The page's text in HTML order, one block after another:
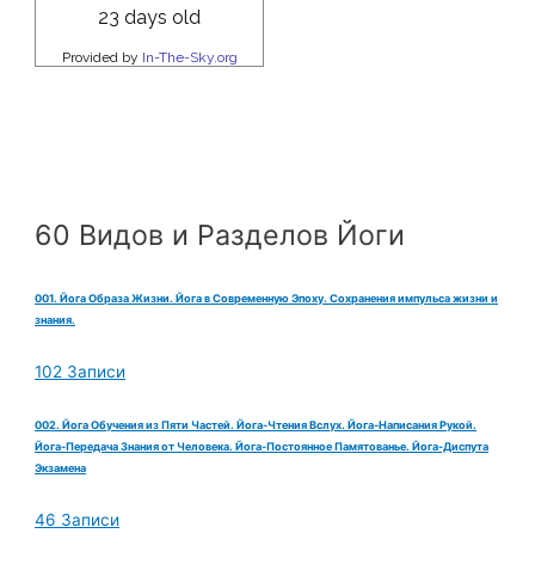
60 Видов и Разделов Йоги
001. Йога Образа Жизни. Йога в Современную Эпоху. Сохранения импульса жизни и
знания.
102 Записи
002. Йога Обучения из Пяти Частей. Йога-Чтения Вслух. Йога-Написания Рукой.
Йога-Передача Знания от Человека. Йога-Постоянное Памятованье. Йога-Диспута
Экзамена
46 Записи